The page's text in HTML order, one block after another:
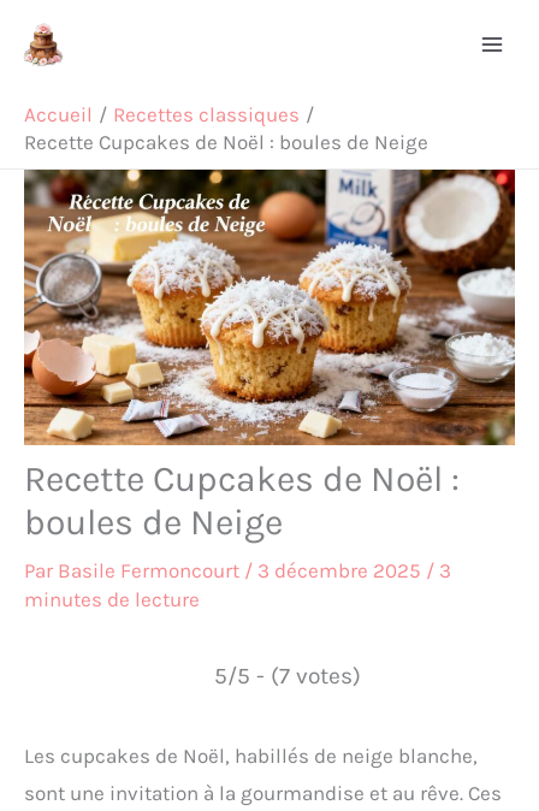
Accueil
Recettes classiques
Recette Cupcakes de Noël : boules de Neige
Recette Cupcakes de Noël :
boules de Neige
Par Basile Fermoncourt / 3 décembre 2025 / 3
minutes de lecture
5/5 - (7 votes)
Les cupcakes de Noël, habillés de neige blanche,
sont une invitation à la gourmandise et au rêve. Ces
Rechercher